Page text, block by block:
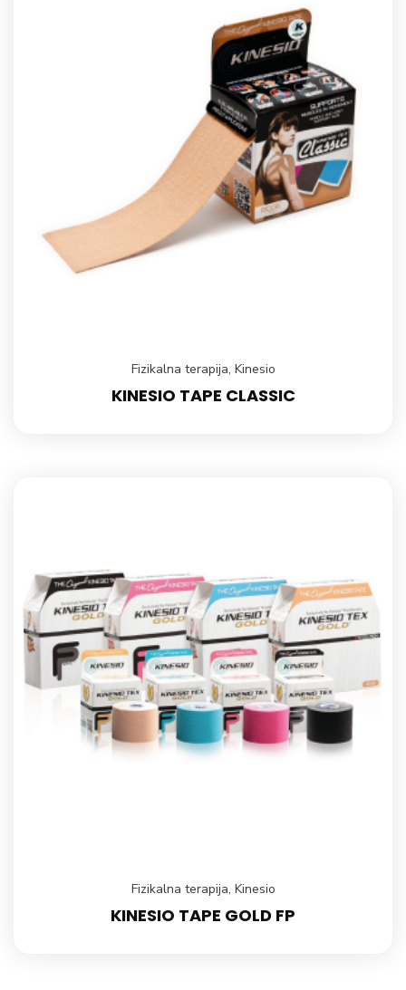
Fizikalna terapija, Kinesio
KINESIO TAPE CLASSIC
Fizikalna terapija, Kinesio
KINESIO TAPE GOLD FP